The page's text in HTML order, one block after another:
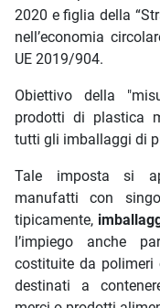
2020 e figlia della
nell’economia
UE 2019/904.
Obiettivo della
prodotti di plastica
tutti gli imballaggi di
Tale imposta si
manufatti con
tipicamente,
l’impiego anche
costituite da
destinati a